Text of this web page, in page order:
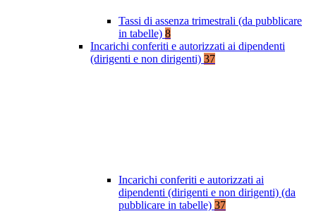
Tassi di assenza trimestrali (da pubblicare
in tabelle) 8
Incarichi conferiti e autorizzati ai dipendenti
(dirigenti e non dirigenti) 37
Incarichi conferiti e autorizzati ai
dipendenti (dirigenti e non dirigenti) (da
pubblicare in tabelle) 37